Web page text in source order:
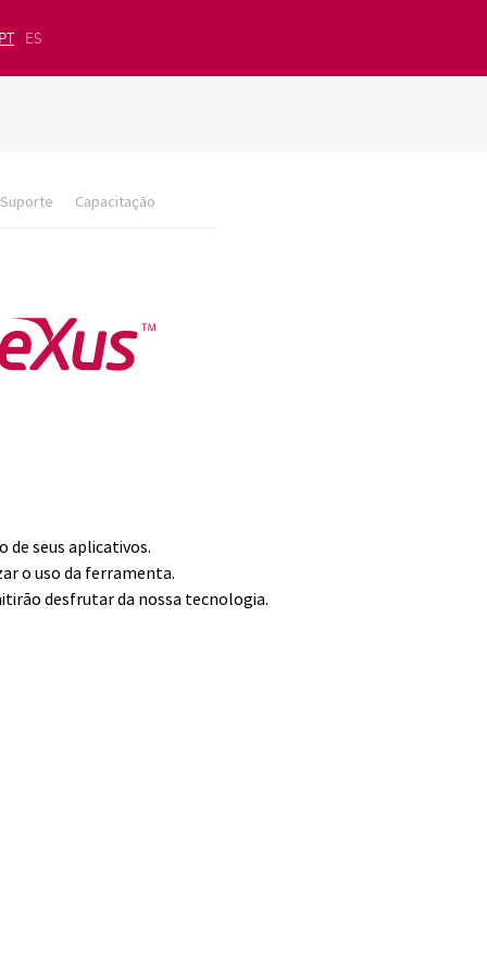
ES
Suporte Capacitação
de seus aplicativos.
o uso da ferramenta.
desfrutar da nossa tecnologia.